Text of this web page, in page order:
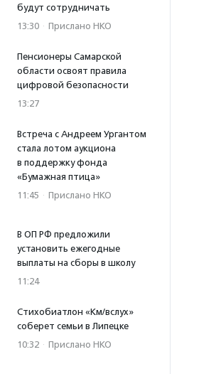
будут сотрудничать
13:30 · Прислано НКО
Пенсионеры Самарской
области освоят правила
цифровой безопасности
13:27
Встреча с Андреем Ургантом
стала лотом аукциона
в поддержку фонда
«Бумажная птица»
11:45 · Прислано НКО
В ОП РФ предложили
установить ежегодные
выплаты на сборы в школу
11:24
Стихобиатлон «Км/вслух»
соберет семьи в Липецке
10:32 · Прислано НКО